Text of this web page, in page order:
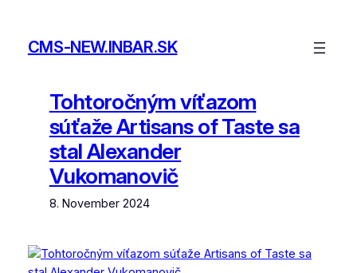
contentCMS-NEW.INBAR.SK
Tohtoročným víťazom
súťaže Artisans of Taste sa
stal Alexander
Vukomanovič
8. November 2024